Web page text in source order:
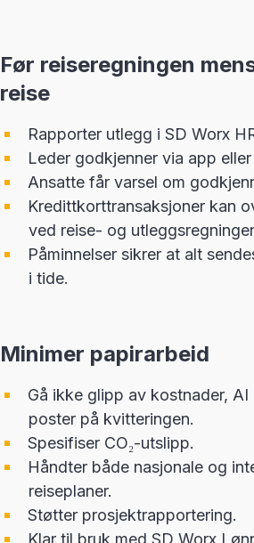
Før reiseregningen
reise
Rapporter utlegg i SD Worx
Leder godkjenner via app eller
Ansatte får varsel om
Kredittkorttransaksjoner kan
ved reise- og
Påminnelser sikrer at alt
i tide.
Minimer papirarbeid
Gå ikke glipp av kostnader,
poster på kvitteringen.
Spesifiser CO₂-utslipp.
Håndter både nasjonale og
reiseplaner.
Støtter prosjektrapportering.
Klar til bruk med SD Worx